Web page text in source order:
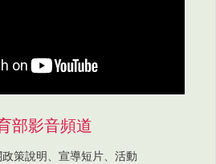
部影音頻道
策說明、宣導短片、活動